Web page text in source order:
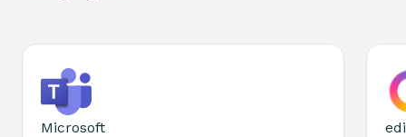
Microsoft